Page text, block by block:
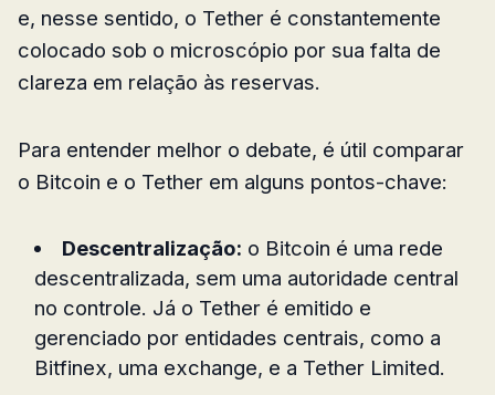
e, nesse sentido, o Tether é constantemente
colocado sob o microscópio por sua falta de
clareza em relação às reservas.
Para entender melhor o debate, é útil comparar
o Bitcoin e o Tether em alguns pontos-chave:
Descentralização: o Bitcoin é uma rede
descentralizada, sem uma autoridade central
no controle. Já o Tether é emitido e
gerenciado por entidades centrais, como a
Bitfinex, uma exchange, e a Tether Limited.